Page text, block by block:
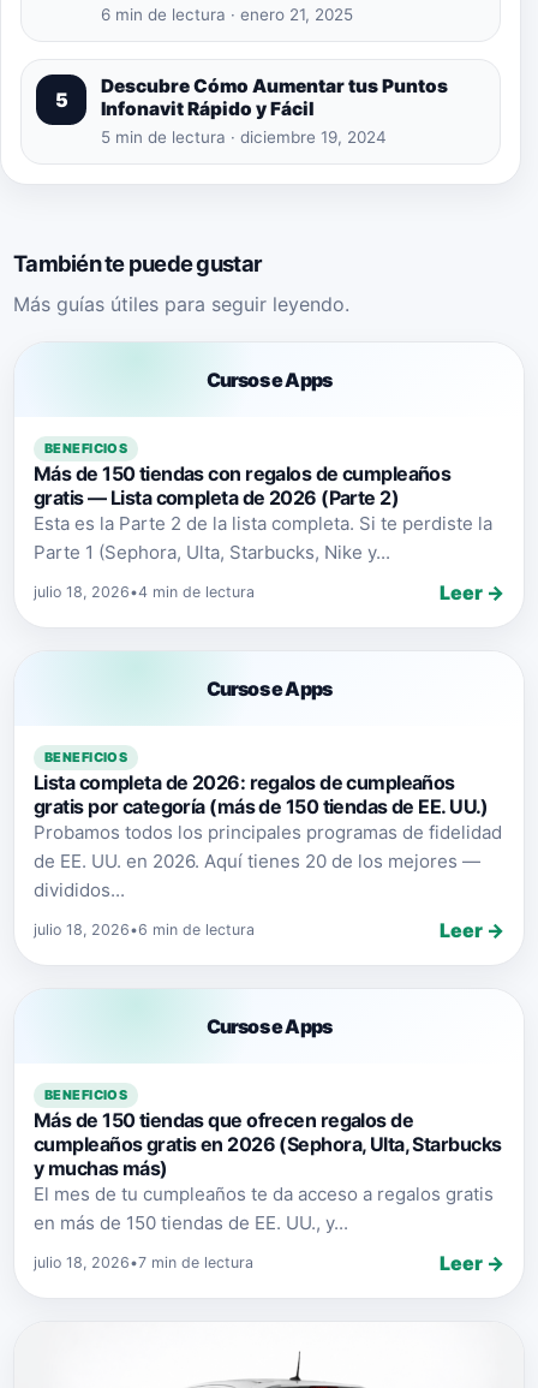
6 min de lectura · enero 21, 2025
5
Descubre Cómo Aumentar tus Puntos
Infonavit Rápido y Fácil
5 min de lectura · diciembre 19, 2024
También te puede gustar
Más guías útiles para seguir leyendo.
Cursos e Apps
BENEFICIOS
Más de 150 tiendas con regalos de cumpleaños
gratis — Lista completa de 2026 (Parte 2)
Esta es la Parte 2 de la lista completa. Si te perdiste la
Parte 1 (Sephora, Ulta, Starbucks, Nike y...
julio 18, 2026•4 min de lectura Leer →
Cursos e Apps
BENEFICIOS
Lista completa de 2026: regalos de cumpleaños
gratis por categoría (más de 150 tiendas de EE. UU.)
Probamos todos los principales programas de fidelidad
de EE. UU. en 2026. Aquí tienes 20 de los mejores —
divididos...
julio 18, 2026•6 min de lectura Leer →
Cursos e Apps
BENEFICIOS
Más de 150 tiendas que ofrecen regalos de
cumpleaños gratis en 2026 (Sephora, Ulta, Starbucks
y muchas más)
El mes de tu cumpleaños te da acceso a regalos gratis
en más de 150 tiendas de EE. UU., y...
julio 18, 2026•7 min de lectura Leer →